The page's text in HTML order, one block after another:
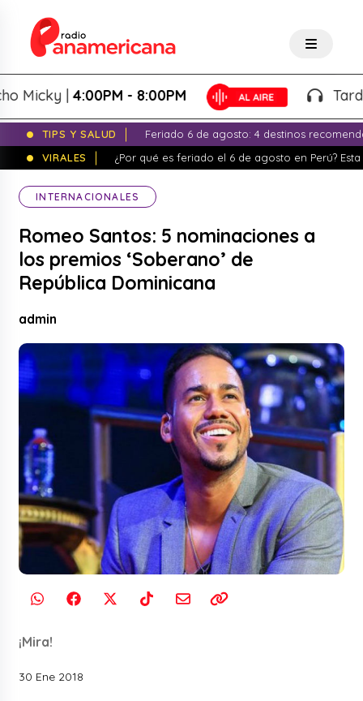
|4:00PM - 8:00PM Tardeo
TIPS Y SALUD
Feriado 6 de agosto: 4 destinos
VIRALES
¿Por qué es feriado el 6 de agosto en Perú?
INTERNACIONALES
Romeo Santos: 5 nominaciones a
los premios ‘Soberano’ de
República Dominicana
admin
¡Mira!
30 Ene 2018